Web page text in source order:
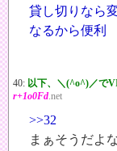
貸し切りなら
なるから便利
40: 以下、＼(^o^)／で
r+1o0Fd.net
>>32
まぁそうだよ